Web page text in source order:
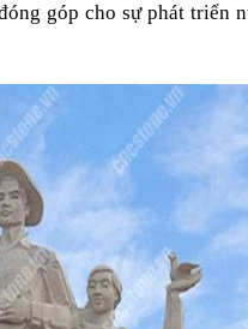
góp cho sự phát triển